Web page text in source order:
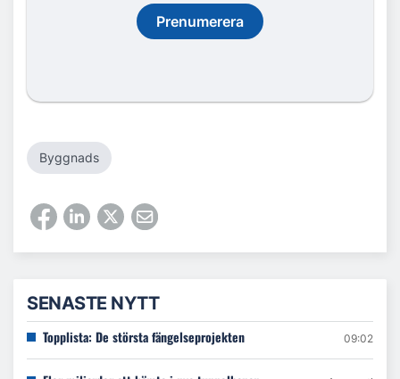
Prenumerera
Byggnads
SENASTE NYTT
Topplista: De största fängelseprojekten 09:02